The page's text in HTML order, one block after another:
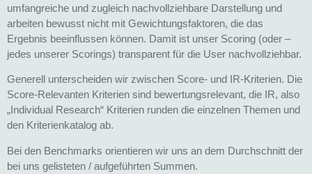
umfangreiche und zugleich nachvollziehbare Darstellung und
arbeiten bewusst nicht mit Gewichtungsfaktoren, die das
Ergebnis beeinflussen können. Damit ist unser Scoring (oder –
jedes unserer Scorings) transparent für die User nachvollziehbar.
Generell unterscheiden wir zwischen Score- und IR-Kriterien. Die
Score-Relevanten Kriterien sind bewertungsrelevant, die IR, also
„Individual Research“ Kriterien runden die einzelnen Themen und
den Kriterienkatalog ab.
Bei den Benchmarks orientieren wir uns an dem Durchschnitt der
bei uns gelisteten / aufgeführten Summen.